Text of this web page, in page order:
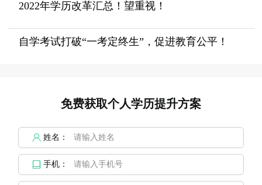
2022年学历改革汇总！望重视！
自学考试打破“一考定终生”，促进教育公平！
免费获取个人学历提升方案
姓名：
手机：